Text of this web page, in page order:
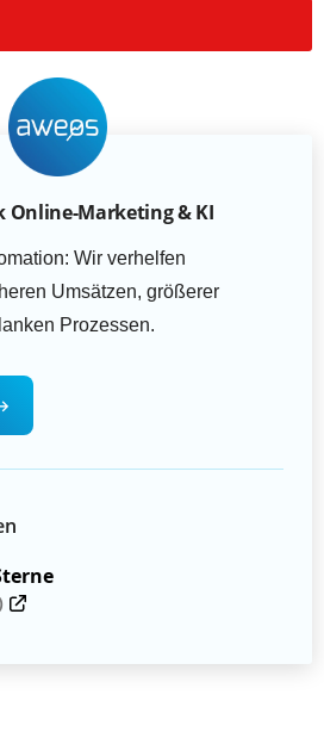
Online-Marketing & KI
Wir verhelfen
Umsätzen, größerer
Prozessen.